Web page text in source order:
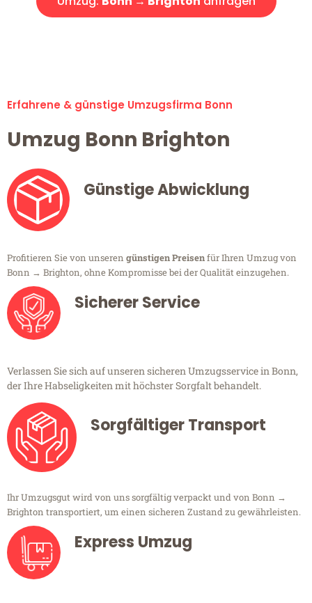
Erfahrene & günstige Umzugsfirma Bonn
Umzug Bonn Brighton
Günstige Abwicklung
Profitieren Sie von unseren günstigen Preisenfür Ihren Umzug von
Bonn → Brighton, ohne Kompromisse bei der Qualität einzugehen.
Sicherer Service
Verlassen Sie sich auf unseren sicheren Umzugsservice in Bonn,
der Ihre Habseligkeiten mit höchster Sorgfalt behandelt.
Sorgfältiger Transport
Ihr Umzugsgut wird von uns sorgfältig verpackt und von Bonn →
Brighton transportiert, um einen sicheren Zustand zu gewährleisten.
Express Umzug